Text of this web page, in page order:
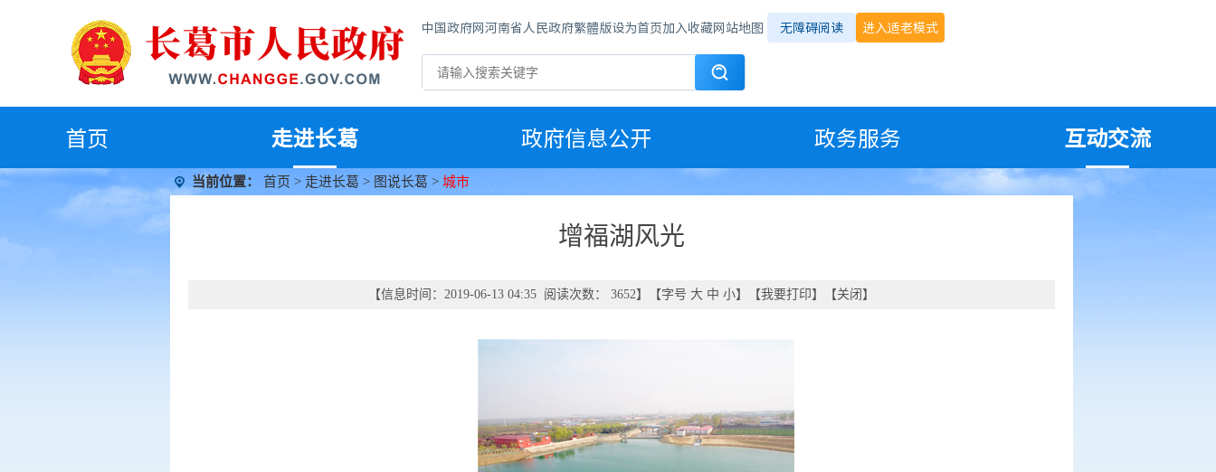
中国政府网河南省人民政府繁體版设为首页加入收藏网站地图 无障碍阅读 进入适老模式
首页 走进长葛 政府信息公开 政务服务 互动交流
当前位置： 首页 > 走进长葛 > 图说长葛 > 城市
增福湖风光
【信息时间：2019-06-13 04:35 阅读次数： 3652】【字号 大 中 小】【我要打印】【关闭 】